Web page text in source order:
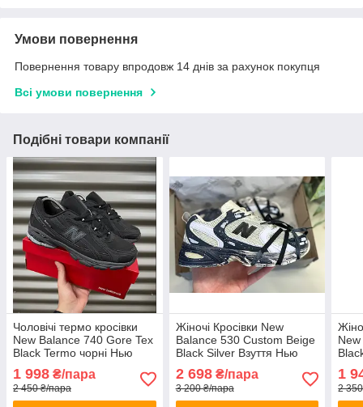
Умови повернення
Повернення товару впродовж 14 днів за рахунок покупця
Всі умови повернення
Подібні товари компанії
Чоловічі термо кросівки
New Balance 740 Gore Tex
Black Termo чорні Нью
GTX
1 998 ₴/пара
2 450 ₴/пара
Жіночі Кросівки New
Balance 530 Custom Beige
Black Silver Взуття Нью
весна літо
2 698₴/пара
3 200 ₴/пара
1
2